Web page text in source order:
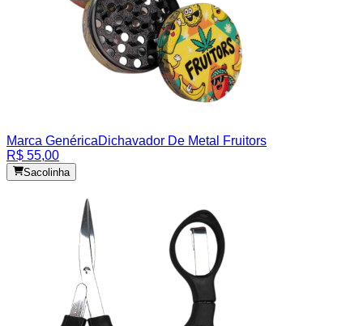
Marca GenéricaDichavador De Metal Fruitors
R$ 55,00
Sacolinha